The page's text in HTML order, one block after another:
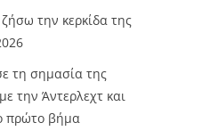
την κερκίδα της
τη σημασία της
την Άντερλεχτ και
πρώτο βήμα